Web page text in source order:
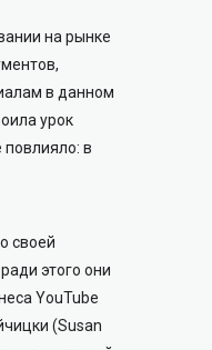
на рынке
в данном
урок
повлияло: в
своей
этого они
YouTube
(Susan